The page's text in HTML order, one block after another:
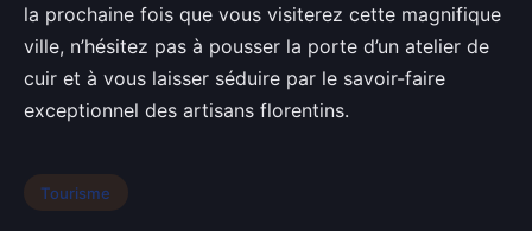
la prochaine fois que vous visiterez cette magnifique
ville, n’hésitez pas à pousser la porte d’un atelier de
cuir et à vous laisser séduire par le savoir-faire
exceptionnel des artisans florentins.
Tourisme